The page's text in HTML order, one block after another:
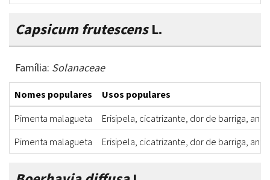
Capsicum frutescensL.
Família: Solanaceae
Nomes populares
Usos populares
Pimenta malagueta
Erisipela, cicatrizante, dor de barriga,
Pimenta malagueta
Erisipela, cicatrizante, dor de barriga,